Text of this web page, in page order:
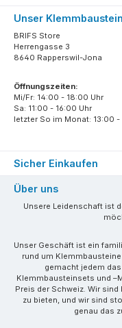
Sicher Einkaufen
Unser
BRIFS Store
Herrengasse 3
8640 Rapperswil-Jona
Öffnungszeiten:
Mi/Fr: 14:00 - 18:00 Uhr
Sa: 11:00 - 16:00 Uhr
letzter So im Monat: 13:00 -
Über uns
Unsere Leidenschaft ist
Unser Geschäft ist ein
rund um
gemacht jedem
Klemmbausteinsets und
Preis der Schweiz. Wir
zu bieten, und wir sind
genau das